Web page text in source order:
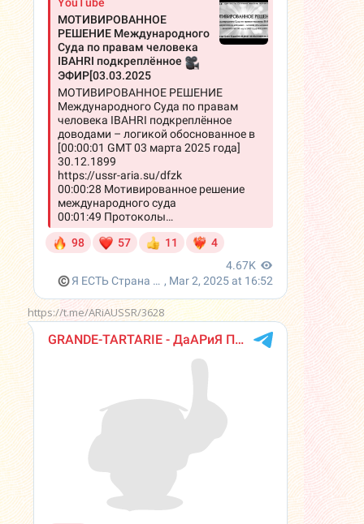
https://t.me/ARiAUSSR/3628